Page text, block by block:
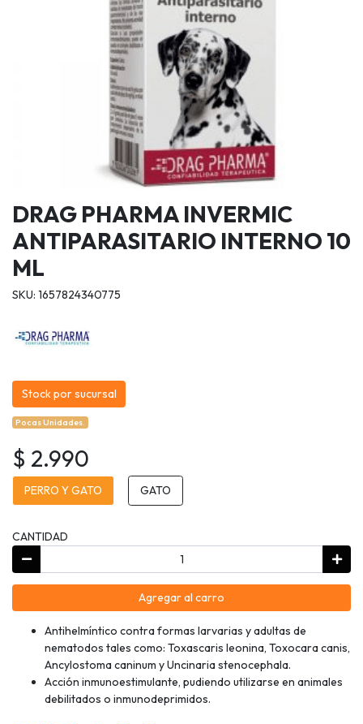
DRAG PHARMA INVERMIC
ANTIPARASITARIO INTERNO 10
ML
SKU: 1657824340775
Stock por sucursal
Pocas Unidades.
$ 2.990
PERRO Y GATO GATO
CANTIDAD
Agregar al carro
Antihelmíntico contra formas larvarias y adultas de
nematodos tales como: Toxascaris leonina, Toxocara canis,
Ancylostoma caninum y Uncinaria stenocephala.
Acción inmunoestimulante, pudiendo utilizarse en animales
debilitados o inmunodeprimidos.